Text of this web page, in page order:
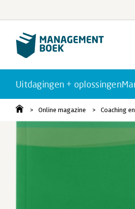
Uitdagingen + oplossingen
Online magazine Coaching